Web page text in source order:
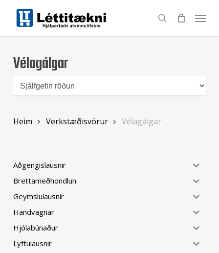
main
search
Vélagálgar
Heim Verkstæðisvörur Vélagálgar
Aðgengislausnir
Brettameðhöndlun
Geymslulausnir
Handvagnar
Hjólabúnaður
Lyftulausnir